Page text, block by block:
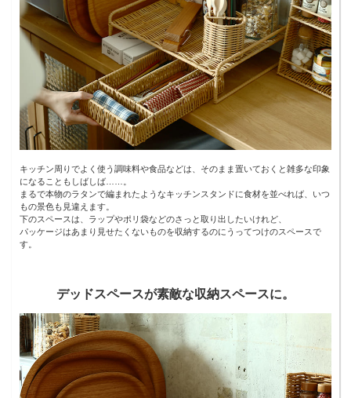
キッチン周りでよく使う調味料や食品などは、そのまま置いておくと雑多な印象
になることもしばしば……。
まるで本物のラタンで編まれたようなキッチンスタンドに食材を並べれば、いつ
もの景色も見違えます。
下のスペースは、ラップやポリ袋などのさっと取り出したいけれど、
パッケージはあまり見せたくないものを収納するのにうってつけのスペースで
す。
デッドスペースが素敵な収納スペースに。